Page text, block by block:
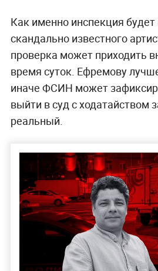
Как именно инспекция будет
скандально известного
проверка может приходить
время суток. Ефремову
иначе ФСИН может
выйти в суд с ходатайством
реальный.